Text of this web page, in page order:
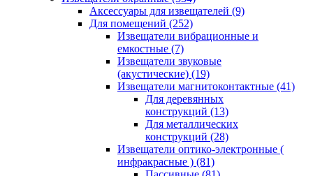
Аксессуары для извещателей (9)
Для помещений (252)
Извещатели вибрационные и
емкостные (7)
Извещатели звуковые
(акустические) (19)
Извещатели магнитоконтактные (41)
Для деревянных
конструкций (13)
Для металлических
конструкций (28)
Извещатели оптико-электронные (
инфракрасные ) (81)